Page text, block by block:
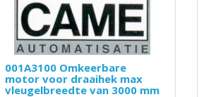
001A3100 Omkeerbare
motor voor draaihek max
vleugelbreedte van 3000 mm